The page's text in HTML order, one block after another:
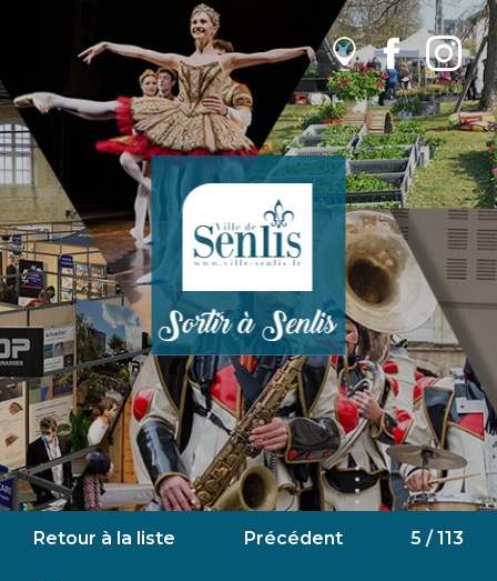
Retour à la liste Précédent 5 / 113